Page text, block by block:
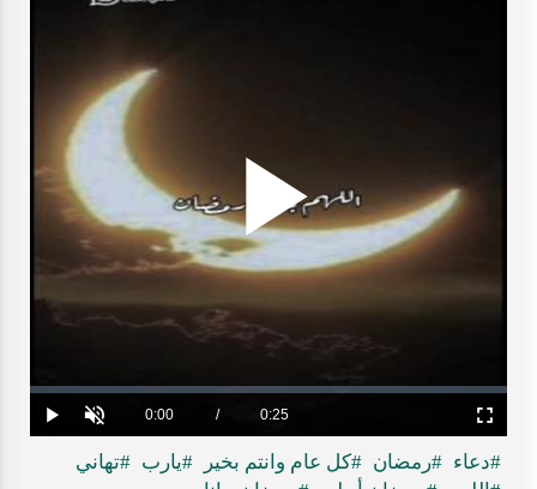
Play
Play Unmute Current
Time
0:00 / Duration
0:25
Loaded:
0%
Progress:
0%
Fullscreen
#دعاء #رمضان #كل عام وانتم بخير #يارب #تهاني